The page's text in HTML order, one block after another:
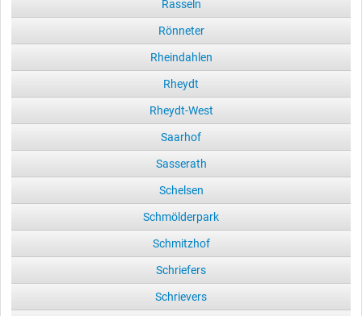
Rasseln
Rönneter
Rheindahlen
Rheydt
Rheydt-West
Saarhof
Sasserath
Schelsen
Schmölderpark
Schmitzhof
Schriefers
Schrievers